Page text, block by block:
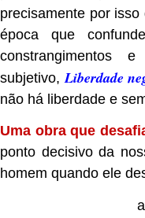
precisamente por
época que
constrangimentos
subjetivo, Liberdade
não há liberdade e
Uma obra que
ponto decisivo da
homem quando ele